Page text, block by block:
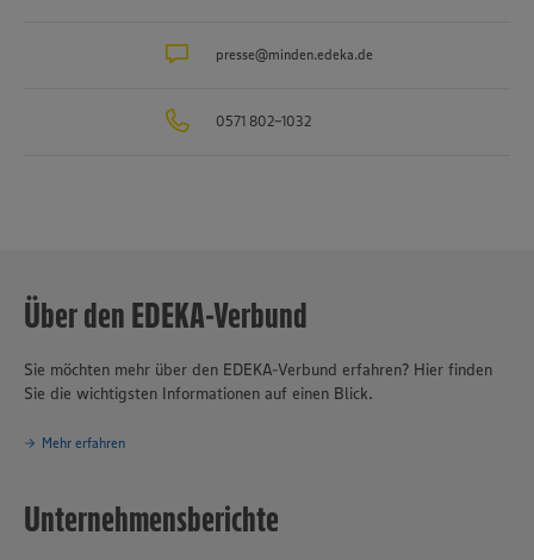
sowie das Traditionsunternehmen für Fischverarbeitung
in Sachen Nachhaltigkeit und Klimaschutz. Seit über 100 Jahren ist
verantwortungsvolles und nachhaltiges Handeln
presse@minden.edeka.de
0571 802-1032
Über den EDEKA-Verbund
Sie möchten mehr über den EDEKA-Verbund erfahren? Hier finden
Sie die wichtigsten Informationen auf einen Blick.
Mehr erfahren
Unternehmensberichte